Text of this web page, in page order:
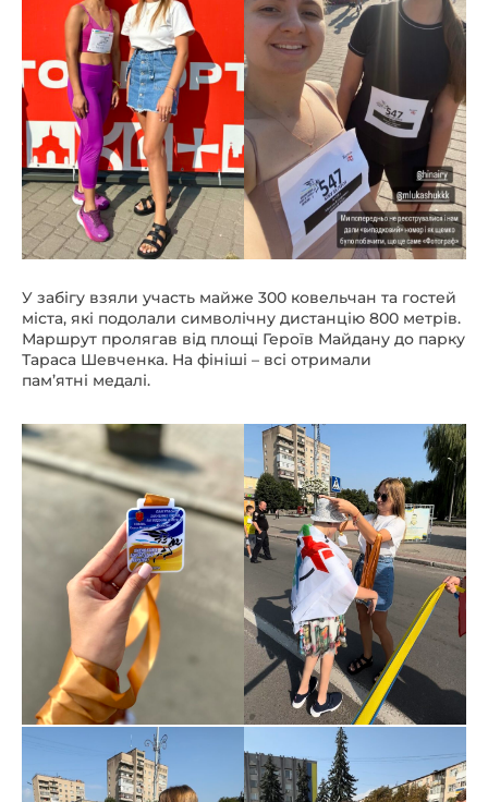
У забігу взяли участь майже 300 ковельчан та гостей
міста, які подолали символічну дистанцію 800 метрів.
Маршрут пролягав від площі Героїв Майдану до парку
Тараса Шевченка. На фініші – всі отримали
пам’ятні медалі.